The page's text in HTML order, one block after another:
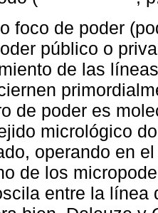
foco de poder
público o
de las
de poder es
micrológico
operando en
de los
entre la